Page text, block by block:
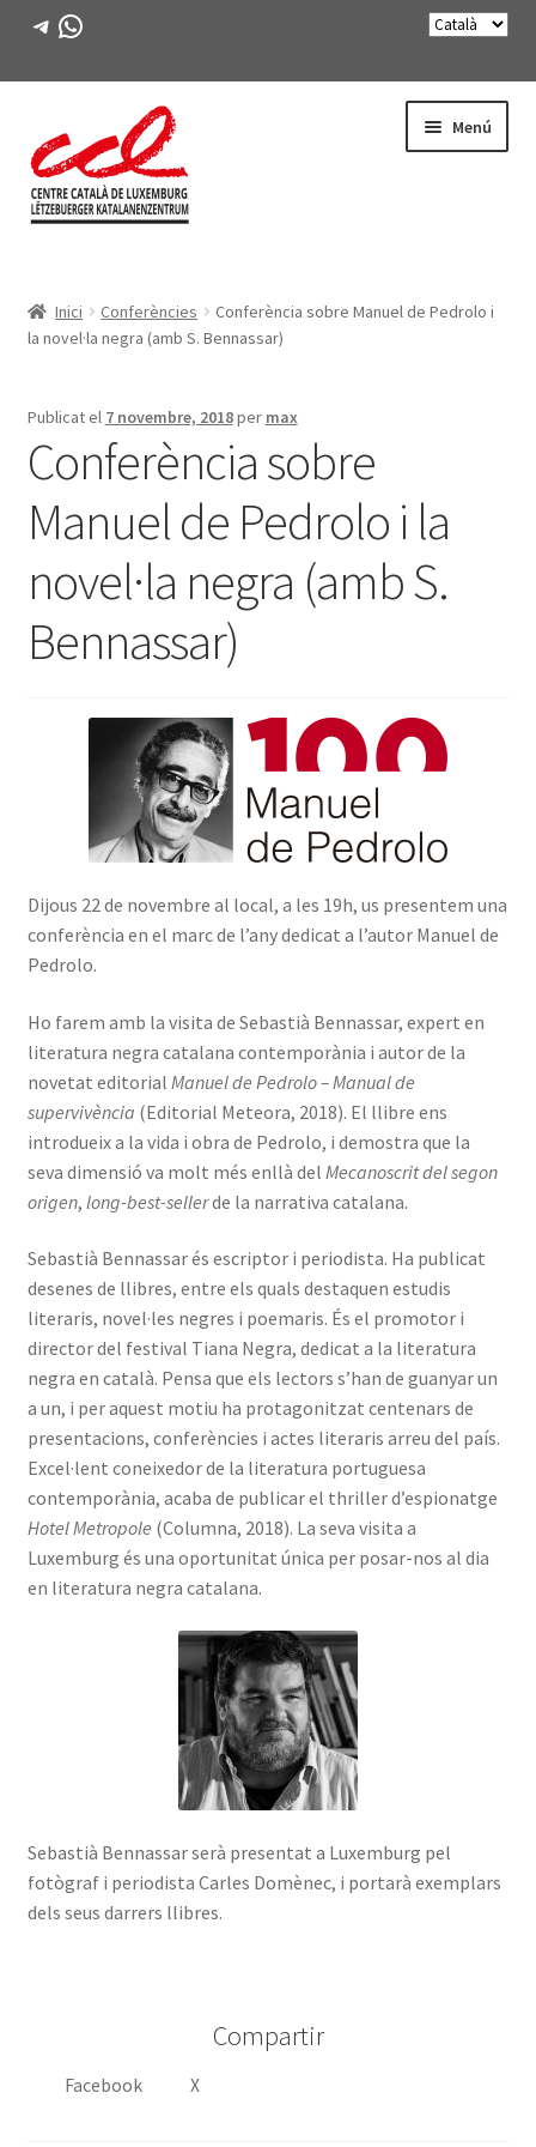
Telegram
WhatsApp
navegació
al
contingut
Menú
menú
ACTIVITATS
FES-TE SOCI
LLIBRE
INICIA SESSIÓ
Inici Conferències
Conferència sobre Manuel de Pedrolo i
la novel·la negra (amb S. Bennassar)
Publicat el 7 novembre, 2018per max
Conferència sobre
Manuel de Pedrolo i la
novel·la negra (amb S.
Bennassar)
Dijous 22 de novembre al local, a les 19h, us presentem una
conferència en el marc de l’any dedicat a l’autor Manuel de
Pedrolo.
Ho farem amb la visita de Sebastià Bennassar, expert en
literatura negra catalana contemporània i autor de la
novetat editorial Manuel de Pedrolo – Manual de
supervivència (Editorial Meteora, 2018). El llibre ens
introdueix a la vida i obra de Pedrolo, i demostra que la
seva dimensió va molt més enllà del Mecanoscrit del segon
origen, long-best-sellerde la narrativa catalana.
Sebastià Bennassar és escriptor i periodista. Ha publicat
desenes de llibres, entre els quals destaquen estudis
literaris, novel·les negres i poemaris. És el promotor i
director del festival Tiana Negra, dedicat a la literatura
negra en català. Pensa que els lectors s’han de guanyar un
a un, i per aquest motiu ha protagonitzat centenars de
presentacions, conferències i actes literaris arreu del país.
Excel·lent coneixedor de la literatura portuguesa
contemporània, acaba de publicar el thriller d’espionatge
Hotel Metropole (Columna, 2018). La seva visita a
Luxemburg és una oportunitat única per posar-nos al dia
en literatura negra catalana.
Sebastià Bennassar serà presentat a Luxemburg pel
fotògraf i periodista Carles Domènec, i portarà exemplars
dels seus darrers llibres.
Compartir
Facebook X